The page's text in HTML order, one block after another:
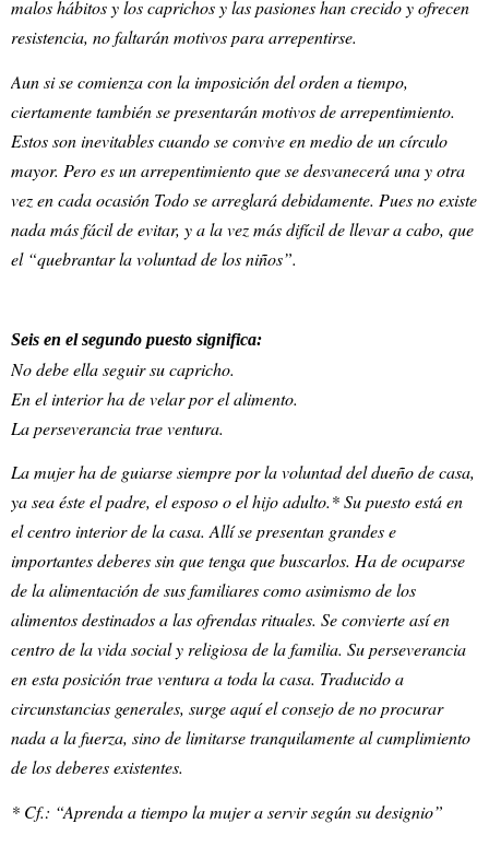
malos hábitos y los caprichos y las pasiones han crecido y ofrecen
resistencia, no faltarán motivos para arrepentirse.
Aun si se comienza con la imposición del orden a tiempo,
ciertamente también se presentarán motivos de arrepentimiento.
Estos son inevitables cuando se convive en medio de un círculo
mayor. Pero es un arrepentimiento que se desvanecerá una y otra
vez en cada ocasión Todo se arreglará debidamente. Pues no existe
nada más fácil de evitar, y a la vez más difícil de llevar a cabo, que
el “quebrantar la voluntad de los niños”.
Seis en el segundo puesto significa:
No debe ella seguir su capricho.
En el interior ha de velar por el alimento.
La perseverancia trae ventura.
La mujer ha de guiarse siempre por la voluntad del dueño de casa,
ya sea éste el padre, el esposo o el hijo adulto.* Su puesto está en
el centro interior de la casa. Allí se presentan grandes e
importantes deberes sin que tenga que buscarlos. Ha de ocuparse
de la alimentación de sus familiares como asimismo de los
alimentos destinados a las ofrendas rituales. Se convierte así en
centro de la vida social y religiosa de la familia. Su perseverancia
en esta posición trae ventura a toda la casa. Traducido a
circunstancias generales, surge aquí el consejo de no procurar
nada a la fuerza, sino de limitarse tranquilamente al cumplimiento
de los deberes existentes.
* Cf.: “Aprenda a tiempo la mujer a servir según su designio”